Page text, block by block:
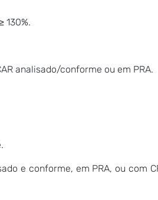
130%.
analisado/conforme ou em PRA.
e conforme, em PRA, ou com